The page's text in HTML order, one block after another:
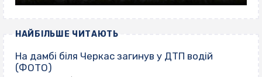
НАЙБІЛЬШЕ ЧИТАЮТЬ
На дамбі біля Черкас загинув у ДТП водій
(ФОТО)